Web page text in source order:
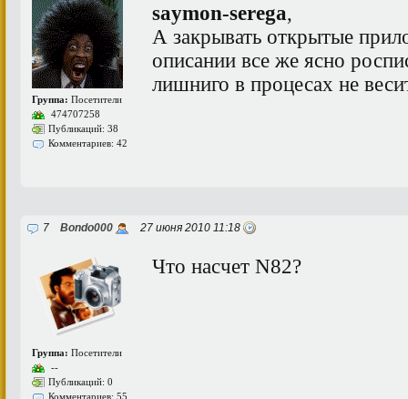
Группа: Посетители
474707258
Публикаций: 38
Комментариев: 42
saymon-serega,
А закрывать открытые
описании все же ясно
лишниго в процесах не
7 Bondo000 27 июня 2010 11:18
Группа: Посетители
--
Публикаций: 0
Комментариев: 55
Что насчет N82?